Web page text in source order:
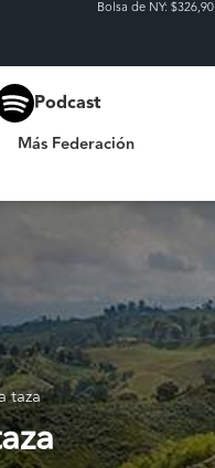
Bolsa de NY: $326,90
Podcast
Más Federación
taza